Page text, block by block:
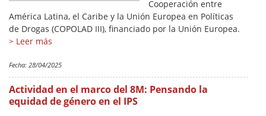
Cooperación entre
América Latina, el Caribe y la Unión Europea en Políticas
de Drogas (COPOLAD III), financiado por la Unión Europea.
> Leer más
Fecha: 28/04/2025
Actividad en el marco del 8M: Pensando la
equidad de género en el IPS